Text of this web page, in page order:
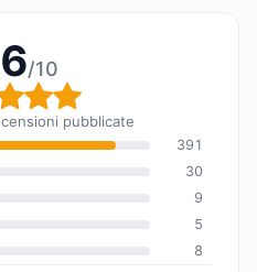
/10
globale:
pubblicate
391
30
9
5
8